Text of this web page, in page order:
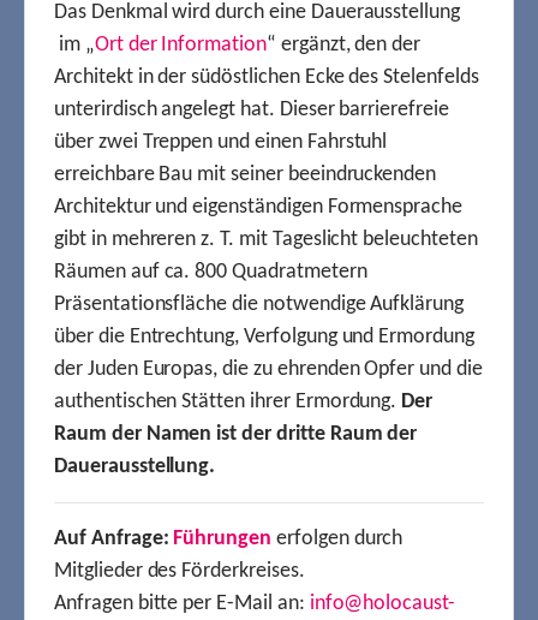
Das Denkmal wird durch eine Dauerausstellung
im „Ort der Information“ ergänzt, den der
Architekt in der südöstlichen Ecke des Stelenfelds
unterirdisch angelegt hat. Dieser barrierefreie
über zwei Treppen und einen Fahrstuhl
erreichbare Bau mit seiner beeindruckenden
Architektur und eigenständigen Formensprache
gibt in mehreren z. T. mit Tageslicht beleuchteten
Räumen auf ca. 800 Quadratmetern
Präsentationsfläche die notwendige Aufklärung
über die Entrechtung, Verfolgung und Ermordung
der Juden Europas, die zu ehrenden Opfer und die
authentischen Stätten ihrer Ermordung. Der
Raum der Namen ist der dritte Raum der
Dauerausstellung.
Auf Anfrage: Führungen erfolgen durch
Mitglieder des Förderkreises.
Anfragen bitte per E-Mail an: info@holocaust-